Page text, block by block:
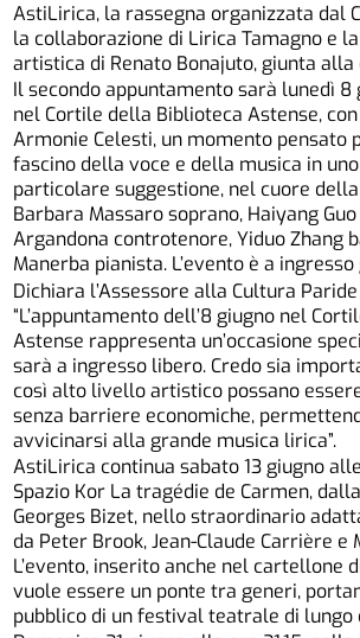
AstiLirica, la rassegna organizzata dal
la collaborazione di Lirica Tamagno e
artistica di Renato Bonajuto, giunta
Il secondo appuntamento sarà lunedì 8
nel Cortile della Biblioteca Astense,
Armonie Celesti, un momento pensato
fascino della voce e della musica in
particolare suggestione, nel cuore
Barbara Massaro soprano, Haiyang
Argandona controtenore, Yiduo Zhang
Manerba pianista. L’evento è a
Dichiara l’Assessore alla Cultura
“L’appuntamento dell’8 giugno nel
Astense rappresenta un’occasione
sarà a ingresso libero. Credo sia
così alto livello artistico possano
senza barriere economiche,
avvicinarsi alla grande musica lirica”.
AstiLirica continua sabato 13 giugno
Spazio Kor La tragédie de Carmen,
Georges Bizet, nello straordinario
da Peter Brook, Jean-Claude Carrière e
L’evento, inserito anche nel cartellone
vuole essere un ponte tra generi,
pubblico di un festival teatrale di lungo